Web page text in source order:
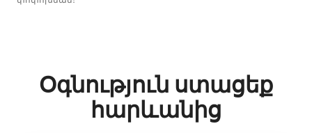
Օգնություն ստացեք
հարևանից